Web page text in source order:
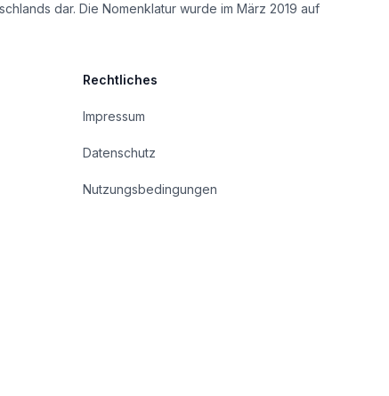
dar. Die Nomenklatur wurde im März 2019 auf
Rechtliches
Impressum
Datenschutz
Nutzungsbedingungen